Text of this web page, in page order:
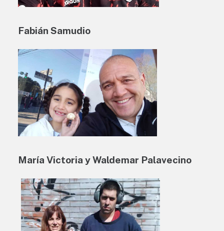
Fabián Samudio
María Victoria y Waldemar Palavecino